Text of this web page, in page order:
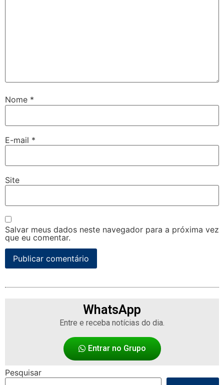
Nome *
E-mail *
Site
Salvar meus dados neste navegador para a próxima vez
que eu comentar.
WhatsApp
Entre e receba notícias do dia.
Entrar no Grupo
Pesquisar